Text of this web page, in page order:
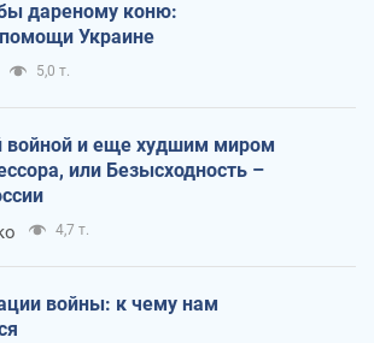
дареному коню:
Украине
5,0 т.
и еще худшим миром
или Безысходность –
4,7 т.
войны: к чему нам